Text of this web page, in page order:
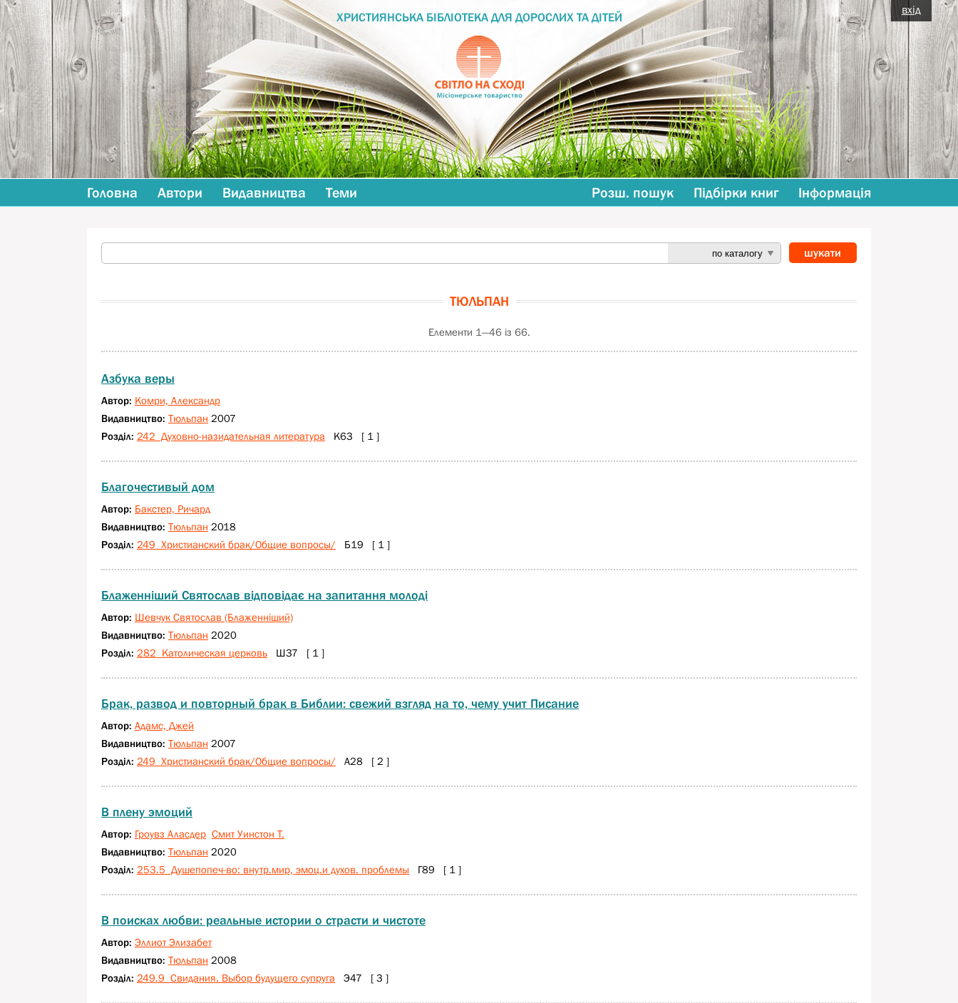
ХРИСТИЯНСЬКА БІБЛІОТЕКА ДЛЯ ДОРОСЛИХ ТА ДІТЕЙ
Головна Автори Видавництва Теми Розш. пошук Підбірки книг Інформація
ТЮЛЬПАН
Елементи 1—46 із 66.
Азбука веры
Автор: Комри, Александр
Видавництво: Тюльпан 2007
Розділ: 242 Духовно-назидательная литература К63 [ 1 ]
Благочестивый дом
Автор: Бакстер, Ричард
Видавництво: Тюльпан 2018
Розділ: 249 Христианский брак/Общие вопросы/ Б19 [ 1 ]
Блаженніший Святослав відповідає на запитання молоді
Автор: Шевчук Святослав (Блаженніший)
Видавництво: Тюльпан 2020
Розділ: 282 Католическая церковь Ш37 [ 1 ]
Брак, развод и повторный брак в Библии: свежий взгляд на то, чему учит Писание
Автор: Адамс, Джей
Видавництво: Тюльпан 2007
Розділ: 249 Христианский брак/Общие вопросы/ А28 [ 2 ]
В плену эмоций
Автор: Гроувз Аласдер Смит Уинстон Т.
Видавництво: Тюльпан 2020
Розділ: 253.5 Душепопеч-во: внутр.мир, эмоц.и духов. проблемы Г89 [ 1 ]
В поисках любви: реальные истории о страсти и чистоте
Автор: Эллиот Элизабет
Видавництво: Тюльпан 2008
Розділ: 249.9 Свидания. Выбор будущего супруга Э47 [ 3 ]
вхід